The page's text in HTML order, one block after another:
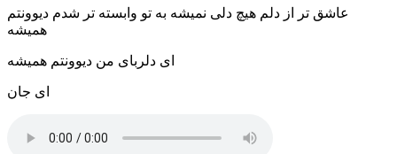
عاشق تر از دلم هیچ دلی نمیشه به تو وابسته تر شدم دیوونتم
همیشه
ای دلربای من دیوونتم همیشه
ای جان